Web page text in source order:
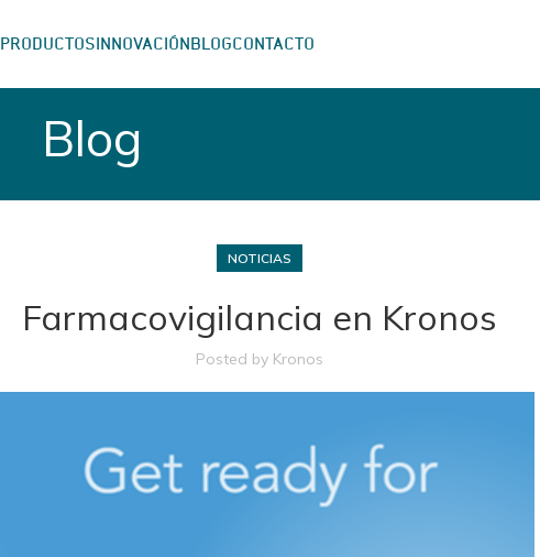
PRODUCTOSINNOVACIÓNBLOGCONTACTO
Blog
NOTICIAS
Farmacovigilancia en Kronos
Posted by Kronos